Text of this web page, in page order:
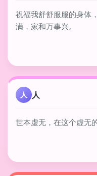
祝福我舒舒服服的身体
满，家和万事兴。
人 人
世本虚无，在这个虚无